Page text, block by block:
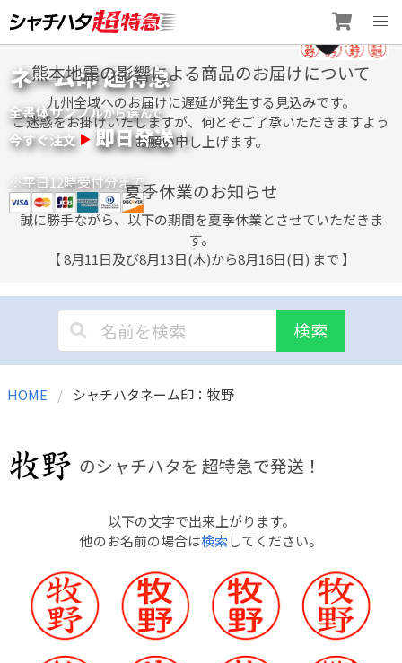
to
content
ネーム印 超特急
全書体サンプルから選んで
今すぐ注文 即日発送！
※平日12時受付分まで
熊本地震の影響による商品のお届けについて
九州全域へのお届けに遅延が発生する見込みです。
ご迷惑をお掛けいたしますが、何とぞご了承いただきますよう
お願い申し上げます。
夏季休業のお知らせ
誠に勝手ながら、以下の期間を夏季休業とさせていただきま
す。
【 8月11日及び8月13日(木)から8月16日(日) まで 】
検索
HOME シャチハタネーム印：牧野
のシャチハタを 超特急で発送！
以下の文字で出来上がります。
他のお名前の場合は検索してください。